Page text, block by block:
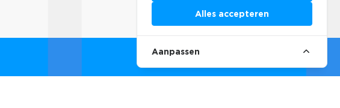
Alles accepteren
Aanpassen